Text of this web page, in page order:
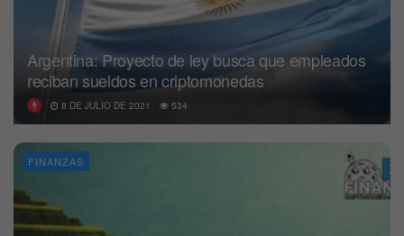
Argentina: Proyecto de ley busca que empleados
reciban sueldos en criptomonedas
8 DE JULIO DE 2021 534
FINANZAS